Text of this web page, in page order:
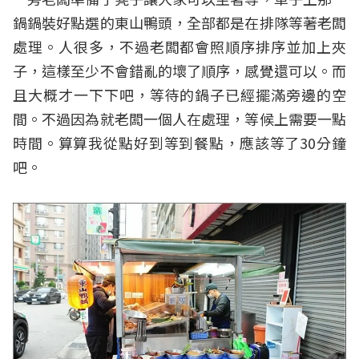
鍋鍋裝好點選的東山鴨頭，全部都是在排隊等著老闆
處理。人很多，不過老闆都會照順序排序並加上夾
子，這樣至少不會錯亂的壞了順序，感覺還可以。而
且大概才一下下吧，等待的鍋子已經擺滿旁邊的空
間。不過因為就老闆一個人在處理，等候上需要一點
時間。算算我從點好到等到餐點，應該等了30分鐘
吧。